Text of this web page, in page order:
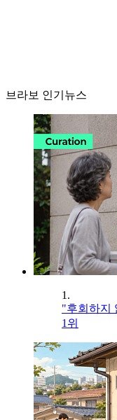
브라보 인기뉴스
1.
"후회하지
1위